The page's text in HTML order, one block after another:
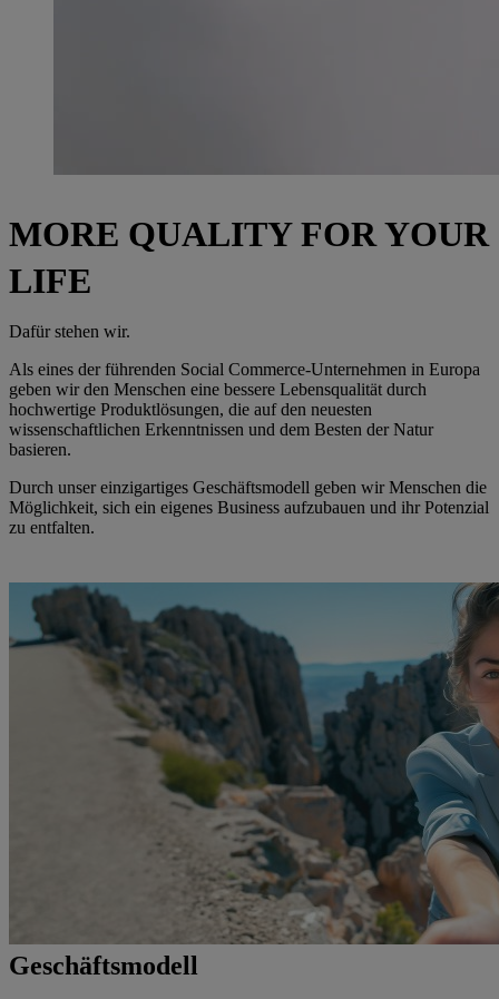
MORE QUALITY FOR YOUR
LIFE
Dafür stehen wir.
Als eines der führenden Social Commerce-Unternehmen in Europa
geben wir den Menschen eine bessere Lebensqualität durch
hochwertige Produktlösungen, die auf den neuesten
wissenschaftlichen Erkenntnissen und dem Besten der Natur
basieren.
Durch unser einzigartiges Geschäftsmodell geben wir Menschen die
Möglichkeit, sich ein eigenes Business aufzubauen und ihr Potenzial
zu entfalten.
Geschäftsmodell